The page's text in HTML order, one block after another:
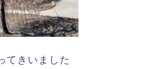
てきいました